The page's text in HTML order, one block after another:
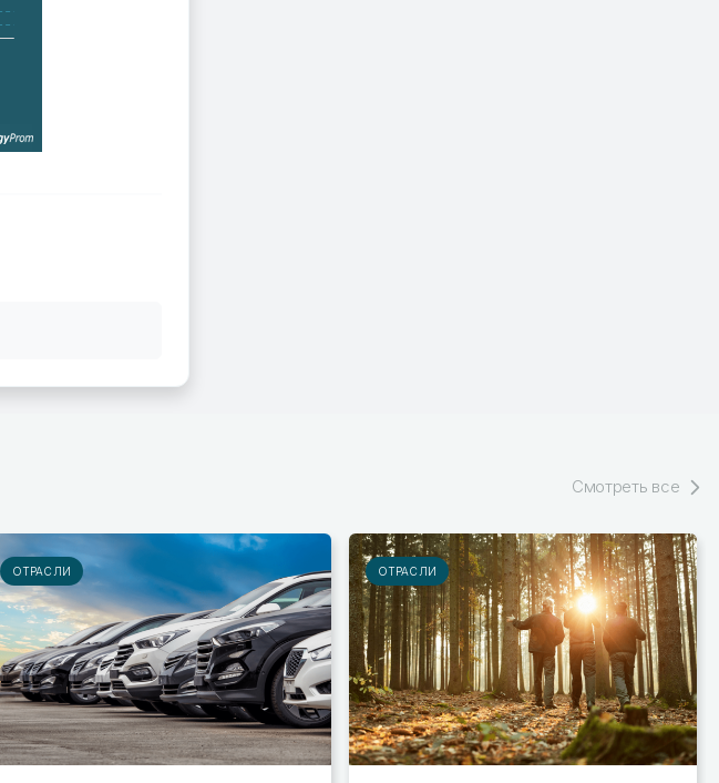
Смотреть все
ОТРАСЛИ ОТРАСЛИ